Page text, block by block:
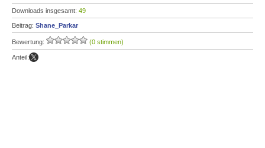
Downloads insgesamt: 49
Beitrag: Shane_Parkar
Bewertung: (0 stimmen)
Anteil: